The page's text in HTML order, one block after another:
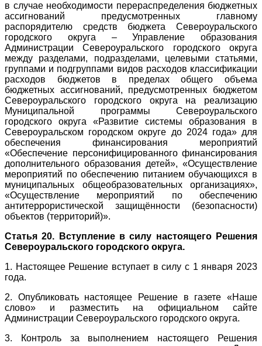
в случае необходимости перераспределения бюджетных
ассигнований предусмотренных главному
распорядителю средств бюджета Североуральского
городского округа – Управление образования
Администрации Североуральского городского округа
между разделами, подразделами, целевыми статьями,
группами и подгруппами видов расходов классификации
расходов бюджетов в пределах общего объема
бюджетных ассигнований, предусмотренных бюджетом
Североуральского городского округа на реализацию
Муниципальной программы Североуральского
городского округа «Развитие системы образования в
Североуральском городском округе до 2024 года» для
обеспечения финансирования мероприятий
«Обеспечение персонифицированного финансирования
дополнительного образования детей», «Осуществление
мероприятий по обеспечению питанием обучающихся в
муниципальных общеобразовательных организациях»,
«Осуществление мероприятий по обеспечению
антитеррористической защищённости (безопасности)
объектов (территорий)».
Статья 20. Вступление в силу настоящего Решения
Североуральского городского округа.
1. Настоящее Решение вступает в силу с 1 января 2023
года.
2. Опубликовать настоящее Решение в газете «Наше
слово» и разместить на официальном сайте
Администрации Североуральского городского округа.
3. Контроль за выполнением настоящего Решения